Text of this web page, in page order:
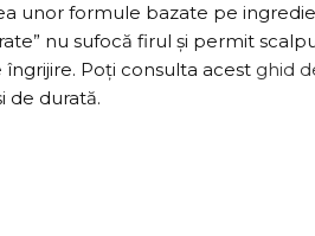
unor formule bazate pe
nu sufocă firul și permit
Poți consulta acest ghid
de durată.